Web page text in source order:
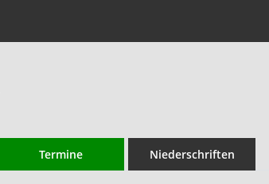
Termine Niederschriften